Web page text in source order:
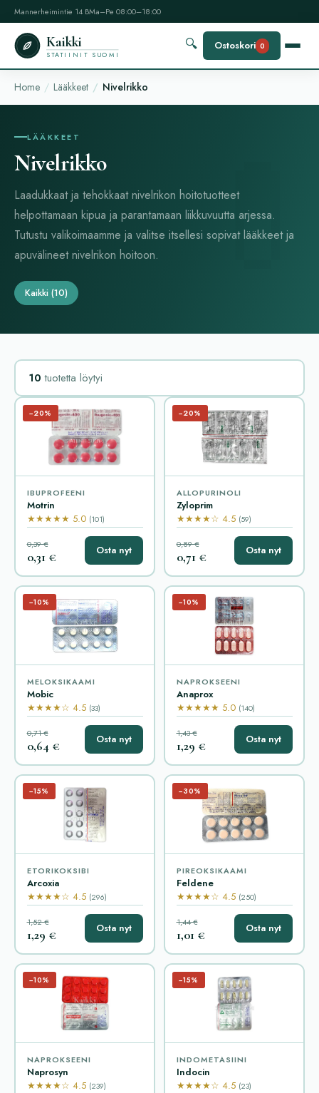
Mannerheimintie 14 BMa–Pe 08:00–18:00
Kaikki
STATIINIT SUOMI
🔍 Ostoskori 0
Home Lääkkeet Nivelrikko
LÄÄKKEET
Nivelrikko
Laadukkaat ja tehokkaat nivelrikon hoitotuotteet
helpottamaan kipua ja parantamaan liikkuvuutta arjessa.
Tutustu valikoimaamme ja valitse itsellesi sopivat lääkkeet ja
apuvälineet nivelrikon hoitoon.
Kaikki (10)
10 tuotetta löytyi
−20%
IBUPROFEENI
Motrin
★★★★★ 5.0 (101)
0,39 €
0,31 € Osta nyt
−20%
ALLOPURINOLI
Zyloprim
★★★★☆ 4.5 (59)
0,89 €
0,71 € Osta nyt
−10%
MELOKSIKAAMI
Mobic
★★★★☆ 4.5 (33)
0,71 €
0,64 € Osta nyt
−10%
NAPROKSEENI
Anaprox
★★★★★ 5.0 (140)
1,43 €
1,29 € Osta nyt
−15%
ETORIKOKSIBI
Arcoxia
★★★★☆ 4.5 (296)
1,52 €
1,29 € Osta nyt
−30%
PIREOKSIKAAMI
Feldene
★★★★☆ 4.5 (250)
1,44 €
1,01 € Osta nyt
−10%
NAPROKSEENI
Naprosyn
★★★★☆ 4.5 (239)
−15%
INDOMETASIINI
Indocin
★★★★☆ 4.5 (23)